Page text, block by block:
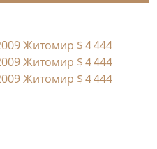
Житомир $ 4 444
Житомир $ 4 444
Житомир $ 4 444